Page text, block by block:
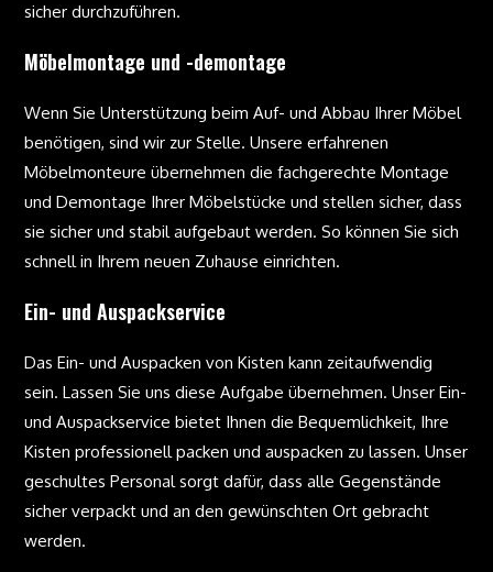
sicher durchzuführen.
Möbelmontage und -demontage
Wenn Sie Unterstützung beim Auf- und Abbau Ihrer Möbel
benötigen, sind wir zur Stelle. Unsere erfahrenen
Möbelmonteure übernehmen die fachgerechte Montage
und Demontage Ihrer Möbelstücke und stellen sicher, dass
sie sicher und stabil aufgebaut werden. So können Sie sich
schnell in Ihrem neuen Zuhause einrichten.
Ein- und Auspackservice
Das Ein- und Auspacken von Kisten kann zeitaufwendig
sein. Lassen Sie uns diese Aufgabe übernehmen. Unser Ein-
und Auspackservice bietet Ihnen die Bequemlichkeit, Ihre
Kisten professionell packen und auspacken zu lassen. Unser
geschultes Personal sorgt dafür, dass alle Gegenstände
sicher verpackt und an den gewünschten Ort gebracht
werden.